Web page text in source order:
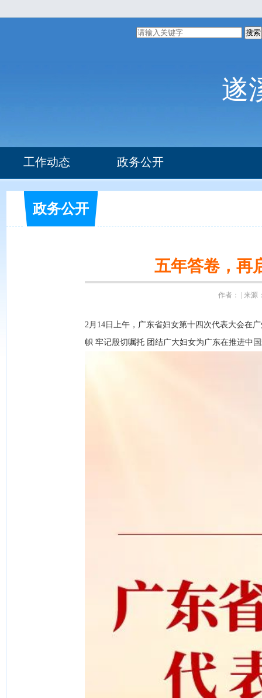
搜索
遂
工作动态 政务公开
组织机构
政务公开
五年答卷，再
作者： | 来源
2月14日上午，广东省妇女第十四次代表大会在
帜 牢记殷切嘱托 团结广大妇女为广东在推进中